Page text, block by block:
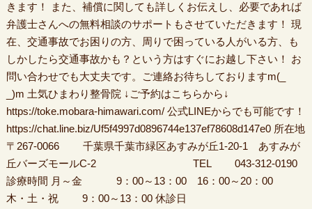
きます！ また、補償に関しても詳しくお伝えし、必要であれば
弁護士さんへの無料相談のサポートもさせていただきます！ 現
在、交通事故でお困りの方、周りで困っている人がいる方、も
しかしたら交通事故かも？という方はすぐにお越し下さい！ お
問い合わせでも大丈夫です。ご連絡お待ちしておりますm(_
_)m 土気ひまわり整骨院 ↓ご予約はこちらから↓
https://toke.mobara-himawari.com/ 公式LINEからでも可能です！
https://chat.line.biz/Uf5f4997d0896744e137ef78608d147e0 所在地
〒267-0066 千葉県千葉市緑区あすみが丘1-20-1 あすみが
丘バーズモールC-2 TEL 043-312-0190
診療時間 月～金 9：00～13：00 16：00～20：00
木・土・祝 9：00～13：00 休診日